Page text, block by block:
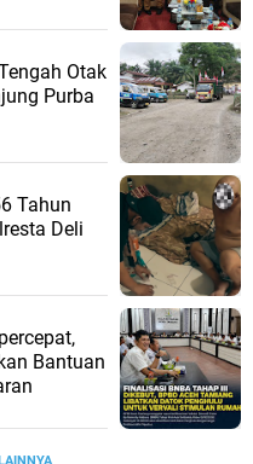
Otak
Purba
Tahun
Deli
Bantuan